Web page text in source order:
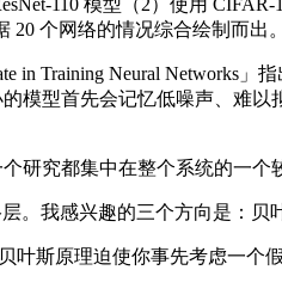
110 模型（2）使用 CIFAR-
20 个网络的情况综合绘制而出。
in Training Neural Networks
模型首先会记忆低噪声、难
究都集中在整个系统的一个
我感兴趣的三个方向是：贝
斯原理迫使你事先考虑一个假